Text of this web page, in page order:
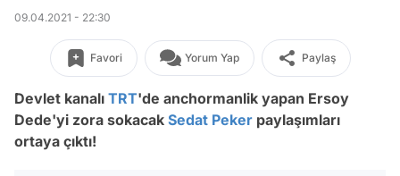
09.04.2021 - 22:30
Favori Yorum Yap Paylaş
Devlet kanalı TRT'de anchormanlik yapan Ersoy
Dede'yi zora sokacak Sedat Peker paylaşımları
ortaya çıktı!